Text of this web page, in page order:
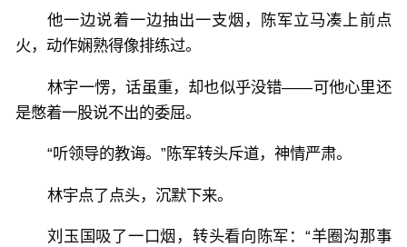
他一边说着一边抽出一支烟，陈军立马凑上前点
火，动作娴熟得像排练过。
林宇一愣，话虽重，却也似乎没错——可他心里还
是憋着一股说不出的委屈。
“听领导的教诲。”陈军转头斥道，神情严肃。
林宇点了点头，沉默下来。
刘玉国吸了一口烟，转头看向陈军：“羊圈沟那事